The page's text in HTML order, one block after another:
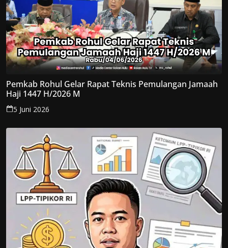
Pemkab Rohul Gelar Rapat Teknis Pemulangan Jamaah
Haji 1447 H/2026 M
5 Juni 2026